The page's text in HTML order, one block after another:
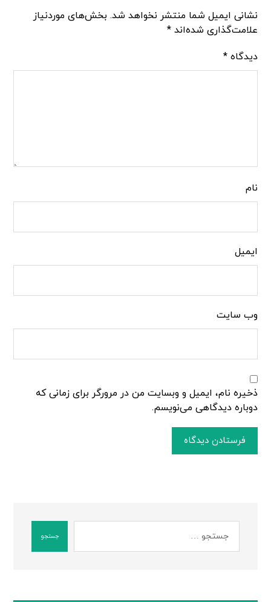
نشانی ایمیل شما منتشر نخواهد شد. بخش‌های موردنیاز
علامت‌گذاری شده‌اند*
دیدگاه*
نام
ایمیل
وب‌ سایت
ذخیره نام، ایمیل و وبسایت من در مرورگر برای زمانی که
دوباره دیدگاهی می‌نویسم.
فرستادن دیدگاه
جستجو